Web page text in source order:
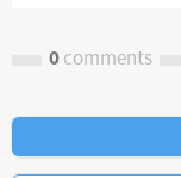
0comments